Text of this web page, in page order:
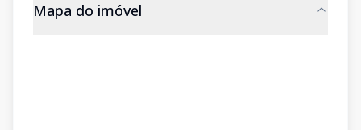
Mapa do imóvel